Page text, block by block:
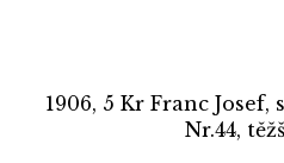
1906, 5 Kr Franc
Nr.44,